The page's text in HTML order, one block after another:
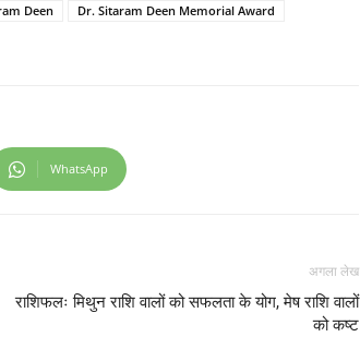
Deen
Dr. Sitaram Deen Memorial Award
WhatsApp
अगला लेख
राशिफलः मिथुन राशि वालों को सफलता के योग, मेष राशि वालों
को कष्ट